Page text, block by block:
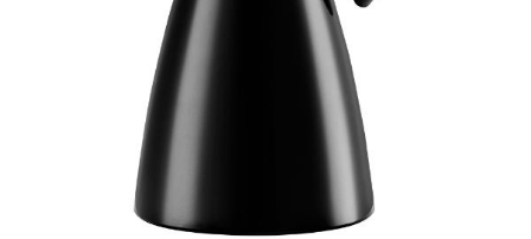
Trondheim - Sirkus Shopping